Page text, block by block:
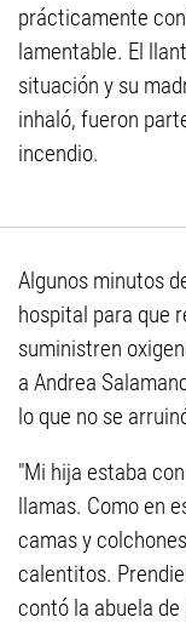
prácticamente
lamentable. El
situación y su
inhaló, fueron
incendio.
Algunos minutos
hospital para que
suministren
a Andrea
lo que no se
"Mi hija estaba
llamas. Como en
camas y
calentitos.
contó la abuela de